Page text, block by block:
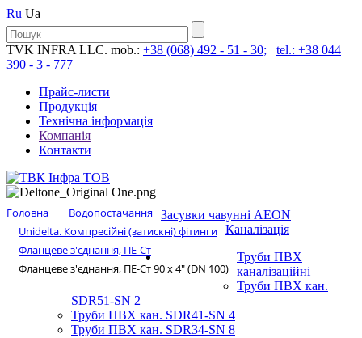
Ru Ua
TVK INFRA LLC. mob.: +38 (068) 492 - 51 - 30;
tel.: +38 044
390 - 3 - 777
Прайс-листи
Продукція
Технічна інформація
Компанія
Контакти
Головна
Водопостачання
Unidelta. Компресійні (затискні) фітинги
Фланцеве з'єднання, ПЕ-Ст
Фланцеве з'єднання, ПЕ-Ст 90 х 4″ (DN 100)
Засувки чавунні AEON
Каналізація
Труби ПВХ
каналізаційні
Труби ПВХ кан.
SDR51-SN 2
Труби ПВХ кан. SDR41-SN 4
Труби ПВХ кан. SDR34-SN 8